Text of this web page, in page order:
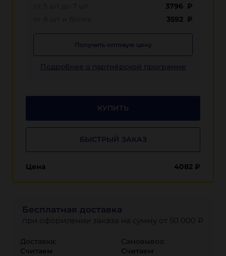
3796 ₽
3592 ₽
Получить оптовую цену
Подробнее о партнёрской программе
КУПИТЬ
БЫСТРЫЙ ЗАКАЗ
Цена 4082 ₽
Бесплатная доставка
при оформлении заказа на сумму от 50 000 ₽
Доставка:
Считаем
Самовывоз:
Считаем